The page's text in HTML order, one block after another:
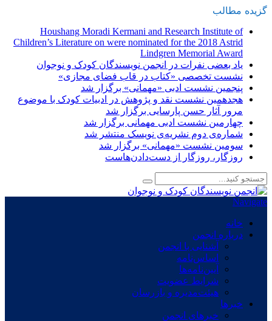
گزیده مطالب
Houshang Moradi Kermani and Research Institute of
Children’s Literature on were nominated for the 2018 Astrid
Lindgren Memorial Award
یاد بعضی نفرات در انجمن نویسندگان کودک و نوجوان
نشست تخصصی «کتاب در قاب فضای مجازی»
پنجمین نشست ادبی «مهمانی» برگزار شد
هجدهمین نشست نقد و پژوهش در ادبیات کودک با موضوع
مرور آثار حسن پارسایی برگزار شد
چهارمین نشست ادبی مهمانی برگزار شد
شماره‌ی دوم نشریه‌ی نویسک منتشر شد
سومین نشست «مهمانی» برگزار شد
روزگار، روزگار از دست‌دادن‌هاست
Navigate
خانه
درباره انجمن
آشنایی با انجمن
اساس‌نامه
آیین‌نامه‌ها
شرایط عضویت
هیئت‌مدیره و بازرسان
خبرها
خبرهای انجمن